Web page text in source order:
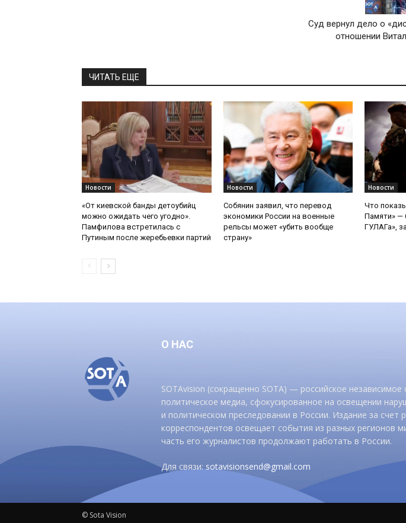
Суд вернул дело о
отношении
ЧИТАТЬ ЕЩЕ
Новости
«От киевской банды детоубийц
можно ожидать чего угодно».
Памфилова встретилась с
Путиным после жеребьевки партий
Новости
Собянин заявил, что перевод
экономики России на военные
рельсы может «убить вообще
страну»
Новости
Что
Памяти» —
ГУЛАГа»,
О НАС
SOTAvision (сокращенно SOTA) — российское
политическое медиа, сфокусированное на освещении
и политическом преследовании в России. Издание за счет
корреспондентов освещает события из разных регионов
часть его журналистов продолжают работать в России.
Для связи: sotavisionsend@gmail.com
© Sota Vision